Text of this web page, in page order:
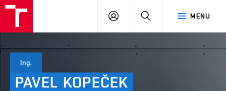
MENU
PŘIHLÁSIT
Ing.
PAVEL KOPEČEK